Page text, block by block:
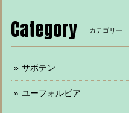
Category カテゴリー
サボテン
ユーフォルビア